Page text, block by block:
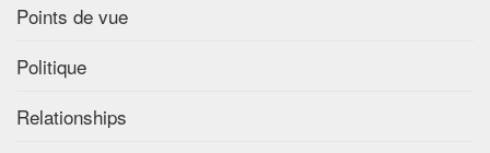
Points de vue
Politique
Relationships